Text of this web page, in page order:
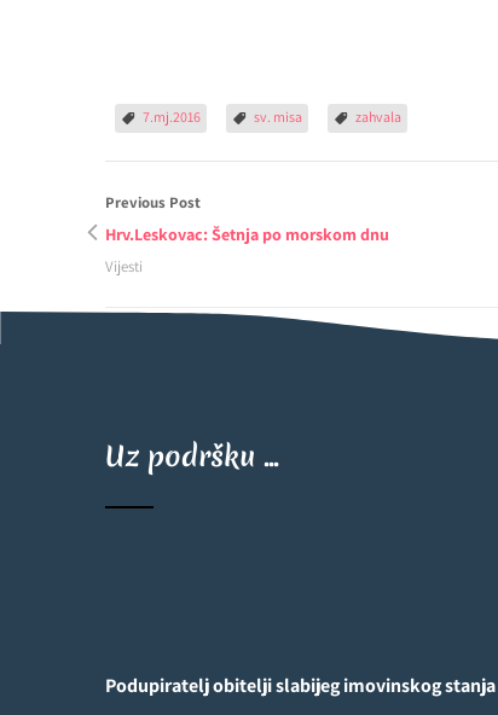
7.mj.2016 sv. misa zahvala
Previous Post
Hrv.Leskovac: Šetnja po morskom dnu
Vijesti
Uz podršku ...
Podupiratelj obitelji slabijeg imovinskog stanja